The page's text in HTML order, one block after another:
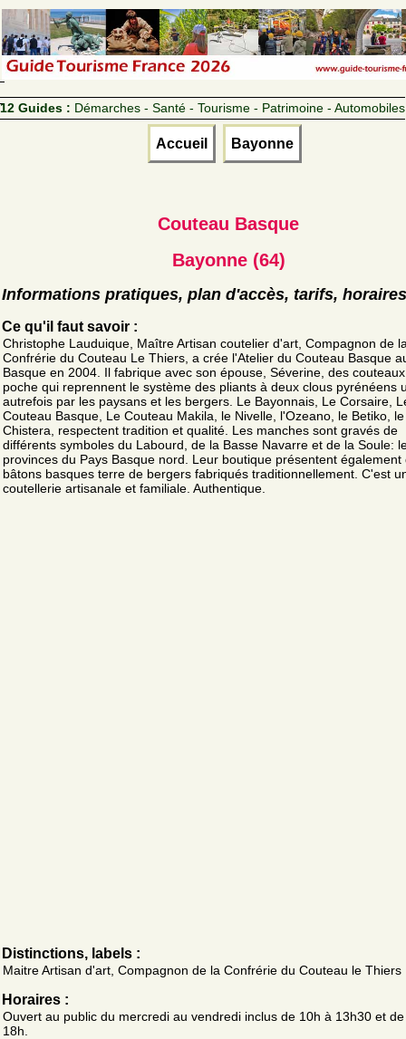
12 Guides : Démarches - Santé - Tourisme - Patrimoine - Automobiles
Accueil Bayonne
Couteau Basque
Bayonne (64)
Informations pratiques, plan d'accès, tarifs, horaires
Ce qu'il faut savoir :
Christophe Lauduique, Maître Artisan coutelier d'art, Compagnon de
Confrérie du Couteau Le Thiers, a crée l'Atelier du Couteau Basque
Basque en 2004. Il fabrique avec son épouse, Séverine, des
poche qui reprennent le système des pliants à deux clous pyrénéens
autrefois par les paysans et les bergers. Le Bayonnais, Le Corsaire,
Couteau Basque, Le Couteau Makila, le Nivelle, l'Ozeano, le Betiko, le
Chistera, respectent tradition et qualité. Les manches sont gravés de
différents symboles du Labourd, de la Basse Navarre et de la Soule:
provinces du Pays Basque nord. Leur boutique présentent également
bâtons basques terre de bergers fabriqués traditionnellement. C'est
coutellerie artisanale et familiale. Authentique.
Distinctions, labels :
Maitre Artisan d'art, Compagnon de la Confrérie du Couteau le Thiers
Horaires :
Ouvert au public du mercredi au vendredi inclus de 10h à 13h30 et
18h.